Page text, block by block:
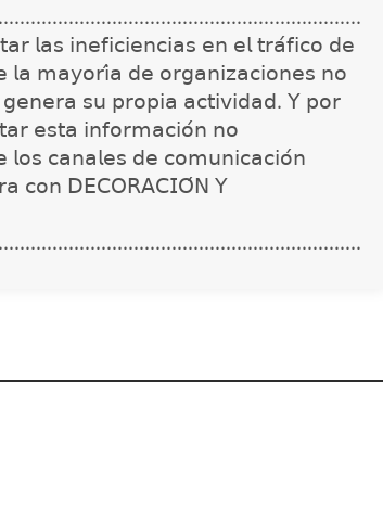
𝗂𝗇𝖾𝖿𝗂𝖼𝗂𝖾𝗇𝖼𝗂𝖺𝗌 𝖾𝗇 𝖾𝗅 𝗍𝗋𝖺́𝖿𝗂𝖼𝗈 𝖽𝖾
𝗅𝖺 𝗆𝖺𝗒𝗈𝗋𝗂́𝖺 𝖽𝖾 𝗈𝗋𝗀𝖺𝗇𝗂𝗓𝖺𝖼𝗂𝗈𝗇𝖾𝗌 𝗇𝗈
𝗌𝗎 𝗉𝗋𝗈𝗉𝗂𝖺 𝖺𝖼𝗍𝗂𝗏𝗂𝖽𝖺𝖽. 𝖸 𝗉𝗈𝗋
𝖾𝗌𝗍𝖺 𝗂𝗇𝖿𝗈𝗋𝗆𝖺𝖼𝗂𝗈́𝗇 𝗇𝗈
𝖼𝖺𝗇𝖺𝗅𝖾𝗌 𝖽𝖾 𝖼𝗈𝗆𝗎𝗇𝗂𝖼𝖺𝖼𝗂𝗈́𝗇
𝖼𝗈𝗇 𝖣𝖤𝖢𝖮𝖱𝖠𝖢𝖨𝖮́𝖭 𝖸